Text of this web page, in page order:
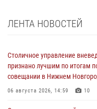
ЛЕНТА НОВОСТЕЙ
Столичное управление
признано лучшим по итогам
совещании в Нижнем
06 августа 2026, 14:59 10